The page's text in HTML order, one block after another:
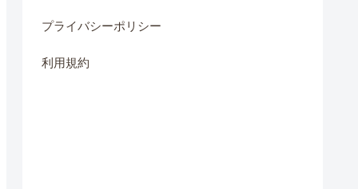
プライバシーポリシー
利用規約